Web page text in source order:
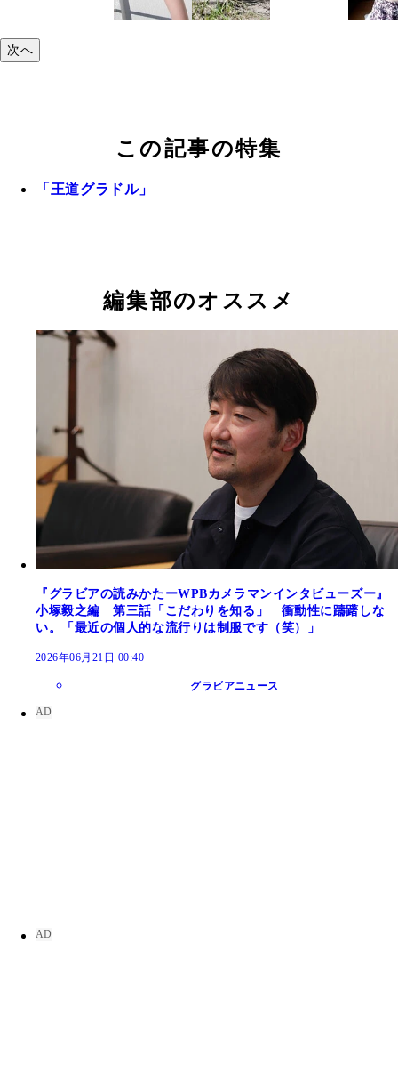
次へ
この記事の特集
「王道グラドル」
編集部のオススメ
『グラビアの読みかたーWPBカメラマンインタビューズー』
小塚毅之編 第三話「こだわりを知る」 衝動性に躊躇しな
い。「最近の個人的な流行りは制服です（笑）」
2026年06月21日 00:40
グラビアニュース